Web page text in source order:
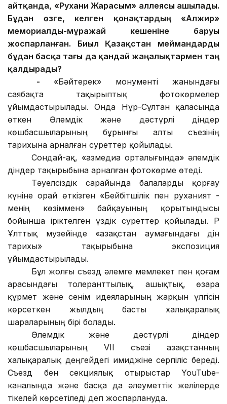
айтқанда, «Рухани Жарасым» аллеясы ашылады.
Бұдан өзге, келген қонақтардың «Алжир»
мемориалды-мұражай кешеніне баруы
жоспарланған. Биыл Қазақстан меймандарды
бұдан басқа тағы да қандай жаңалықтармен таң
қалдырады?
- «Бәйтерек» монументі жанындағы
саябақта тақырыптық фотокөрмелер
ұйымдастырылады. Онда Нұр-Сұлтан қаласында
өткен Әлемдік және дәстүрлі діндер
көшбасшыларының бұрынғы алты съезінің
тарихына арналған суреттер қойылады.
Сондай-ақ, «Қазмедиа орталығында» әлемдік
діндер тақырыбына арналған фотокөрме өтеді.
Тәуелсіздік сарайында балаларды қорғау
күніне орай өткізген «Бейбітшілік пен руханият -
менің көзіммен» байқауының қорытындысы
бойынша іріктелген үздік суреттер қойылады. ҚР
Ұлттық музейінде «Қазақстан аумағындағы дін
тарихы» тақырыбына экспозиция
ұйымдастырылады.
Бұл жолғы съезд әлемге мемлекет пен қоғам
арасындағы толеранттылық, ашықтық, өзара
құрмет және сенім идеяларының жарқын үлгісін
көрсеткен жылдың басты халықаралық
шараларының бірі болады.
Әлемдік және дәстүрлі діндер
көшбасшыларының VII съезі Қазақстанның
халықаралық деңгейдегі имиджіне серпіліс береді.
Съезд бен секциялық отырыстар YouTube-
каналында және басқа да әлеуметтік желілерде
тікелей көрсетіледі деп жоспарлануда.